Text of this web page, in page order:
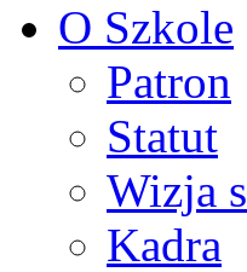
O Szkole
Patron
Statut
Wizja
Kadra